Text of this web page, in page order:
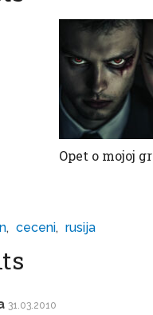
Opet o mojoj
, ceceni, rusija
31.03.2010